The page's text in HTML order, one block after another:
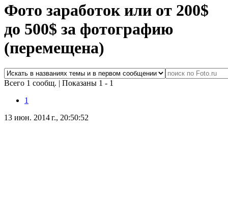
Фото заработок или от 200$
до 500$ за фотографию
(перемещена)
Всего 1 сообщ. | Показаны 1 - 1
1
13 июн. 2014 г., 20:50:52